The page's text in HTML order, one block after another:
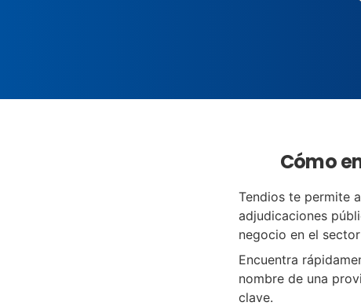
Cómo
Tendios te permite
adjudicaciones
negocio en el
Encuentra
nombre de una
clave.